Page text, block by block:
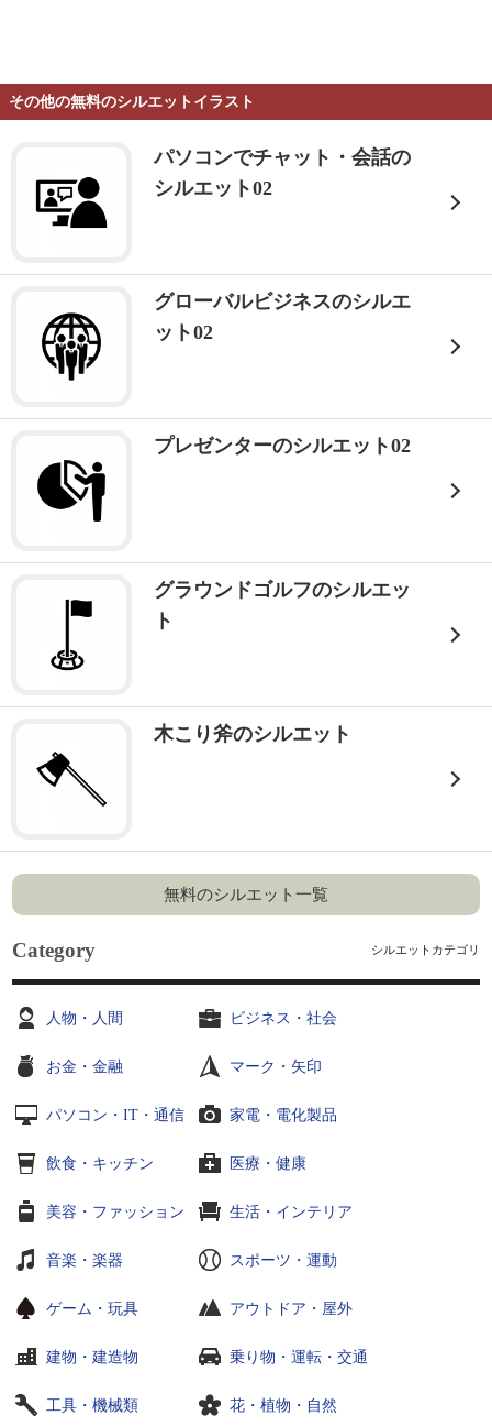
その他の無料のシルエットイラスト
パソコンでチャット・会話の
シルエット02
グローバルビジネスのシルエ
ット02
プレゼンターのシルエット02
グラウンドゴルフのシルエッ
ト
木こり斧のシルエット
無料のシルエット一覧
Category シルエットカテゴリ
人物・人間 ビジネス・社会
お金・金融 マーク・矢印
パソコン・IT・通信 家電・電化製品
飲食・キッチン 医療・健康
美容・ファッション 生活・インテリア
音楽・楽器 スポーツ・運動
ゲーム・玩具 アウトドア・屋外
建物・建造物 乗り物・運転・交通
工具・機械類 花・植物・自然